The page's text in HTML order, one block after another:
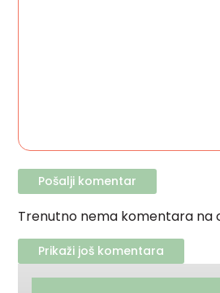
Trenutno nema komentara na
Prikaži još komentara